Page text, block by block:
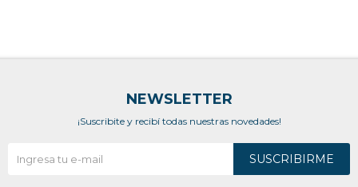
NEWSLETTER
¡Suscribite y recibí todas nuestras novedades!
SUSCRIBIRME